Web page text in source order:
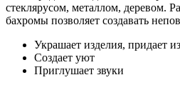
стеклярусом, металлом, деревом.
бахромы позволяет создавать
Украшает изделия, придает
Создает уют
Приглушает звуки